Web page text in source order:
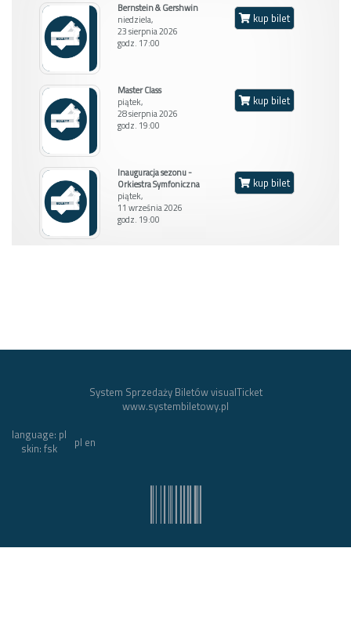
Balkon L
Bernstein & Gershwin
niedziela,
23 sierpnia 2026
godz. 17:00
kup bilet
Master Class
piątek,
28 sierpnia 2026
godz. 19:00
kup bilet
Inauguracja sezonu -
Orkiestra Symfoniczna
piątek,
11 września 2026
godz. 19:00
kup bilet
System Sprzedaży Biletów visualTicket
www.systembiletowy.pl
language: pl
skin: fsk
pl en